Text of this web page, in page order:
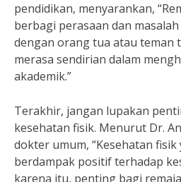
pendidikan, menyarankan,
berbagi perasaan dan
dengan orang tua atau teman
merasa sendirian dalam
akademik.”
Terakhir, jangan lupakan
kesehatan fisik. Menurut Dr.
dokter umum, “Kesehatan
berdampak positif terhadap
karena itu, penting bagi